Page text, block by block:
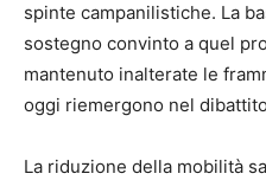
spinte campanilistiche. La
sostegno convinto a quel
mantenuto inalterate le
oggi riemergono nel
La riduzione della mobilità